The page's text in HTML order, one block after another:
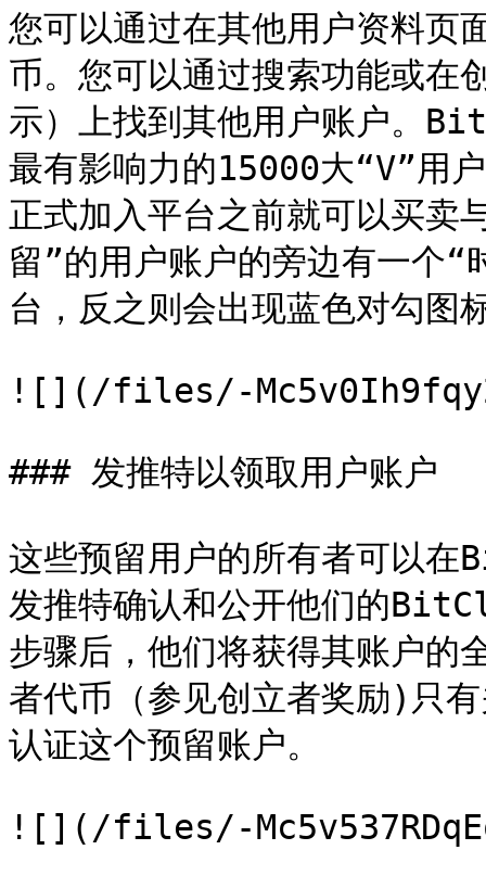
您可以通过在其他用户资料页
币。您可以通过搜索功能或在
示）上找到其他用户账户
最有影响力的15000大“V”用
正式加入平台之前就可以买卖
留”的用户账户的旁边有一个“
台，反之则会出现蓝色对勾图
![](/files/-
### 发推特以领取用户账户
这些预留用户的所有者可以
发推特确认和公开他们的
步骤后，他们将获得其账户的
者代币（参见创立者奖励)只
认证这个预留账户。
![](/files/-